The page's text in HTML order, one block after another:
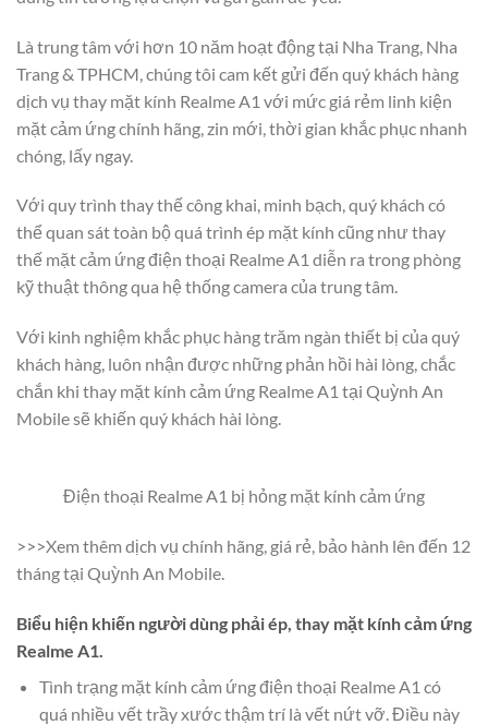
Là trung tâm với hơn 10 năm hoạt động tại Nha Trang, Nha
Trang & TPHCM, chúng tôi cam kết gửi đến quý khách hàng
dịch vụ thay mặt kính Realme A1 với mức giá rẻm linh kiện
mặt cảm ứng chính hãng, zin mới, thời gian khắc phục nhanh
chóng, lấy ngay.
Với quy trình thay thế công khai, minh bạch, quý khách có
thể quan sát toàn bộ quá trình ép mặt kính cũng như thay
thế mặt cảm ứng điện thoại Realme A1 diễn ra trong phòng
kỹ thuật thông qua hệ thống camera của trung tâm.
Với kinh nghiệm khắc phục hàng trăm ngàn thiết bị của quý
khách hàng, luôn nhận được những phản hồi hài lòng, chắc
chắn khi thay mặt kính cảm ứng Realme A1 tại Quỳnh An
Mobile sẽ khiến quý khách hài lòng.
Điện thoại Realme A1 bị hỏng mặt kính cảm ứng
>>>Xem thêm dịch vụ chính hãng, giá rẻ, bảo hành lên đến 12
tháng tại Quỳnh An Mobile.
Biểu hiện khiến người dùng phải ép, thay mặt kính cảm ứng
Realme A1.
Tình trạng mặt kính cảm ứng điện thoại Realme A1 có
quá nhiều vết trầy xước thậm trí là vết nứt vỡ. Điều này